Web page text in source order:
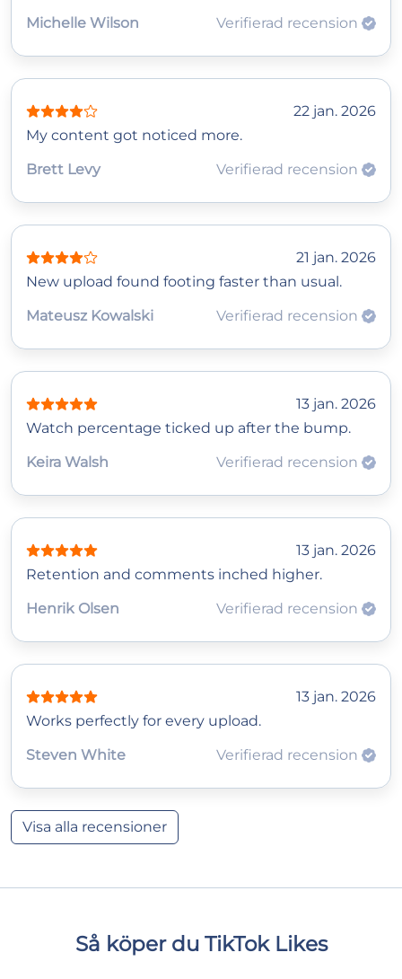
Michelle Wilson Verifierad recension
22 jan. 2026
My content got noticed more.
Brett Levy
Verifierad recension
21 jan. 2026
New upload found footing faster than usual.
Mateusz Kowalski
Verifierad recension
13 jan. 2026
Watch percentage ticked up after the bump.
Keira Walsh
Verifierad recension
13 jan. 2026
Retention and comments inched higher.
Henrik Olsen
Verifierad recension
13 jan. 2026
Works perfectly for every upload.
Steven White
Verifierad recension
Visa alla recensioner
Så köper du TikTok Likes